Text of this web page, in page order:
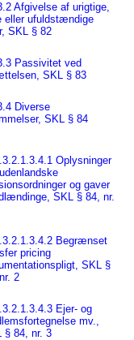
Afgivelse af urigtige,
eller ufuldstændige
SKL § 82
Passivitet ved
SKL § 83
Diverse
SKL § 84
Oplysninger
og gaver
SKL § 84, nr.
Begrænset
pricing
SKL §
2
Ejer- og
mv.,
§ 84, nr. 3